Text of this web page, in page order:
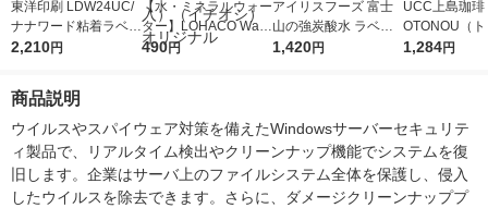
東洋印刷 LDW24UC/
ナナワード粘着ラベル
ワープロ＆レーザー用
2,210円
【水・ミネラルウォー
ター】LOHACO Wate
r（ロハコウォータ
490円
アイリスフーズ 富士
山の強炭酸水 ラベル
レス 500ml 1箱（24
1,420円
UCC上島珈琲
OTONOU（
ウ） by
1,284円
商品説明
ウイルスやスパイウェア対策を備えたWindowsサーバーセキュリテ
ィ製品で、リアルタイム検出やクリーンナップ機能でシステムを復
旧します。企業はサーバ上のファイルシステム全体を保護し、侵入
したウイルスを除去できます。さらに、ダメージクリーンナッププ